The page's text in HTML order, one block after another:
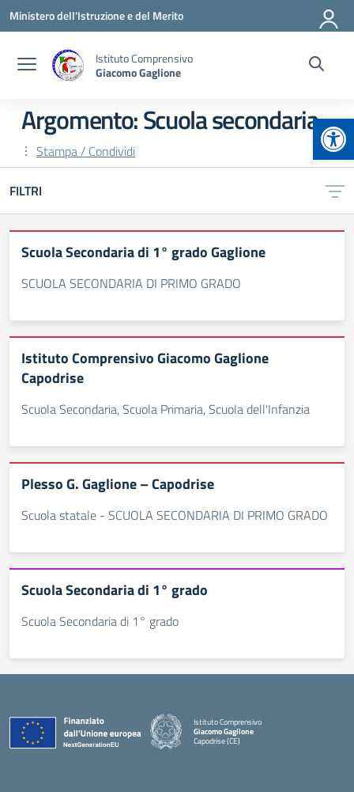
Vai ai contenuti
Vai al menu di navigazione
Vai al footer
Ministero dell'Istruzione e del Merito
Istituto Comprensivo
Giacomo Gaglione
Argomento: Scuola secondaria
Stampa / Condividi
FILTRI
Scuola Secondaria di 1° grado Gaglione
SCUOLA SECONDARIA DI PRIMO GRADO
Istituto Comprensivo Giacomo Gaglione
Capodrise
Scuola Secondaria, Scuola Primaria, Scuola dell'Infanzia
Plesso G. Gaglione – Capodrise
Scuola statale - SCUOLA SECONDARIA DI PRIMO GRADO
Scuola Secondaria di 1° grado
Scuola Secondaria di 1° grado
Istituto Comprensivo
Giacomo Gaglione
Capodrise (CE)
— Visita la pagina iniziale della scuola